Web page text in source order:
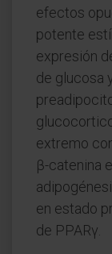
efectos
potente
expresión
de glucosa
extremo
β-catenina
en estado
de PPARγ.